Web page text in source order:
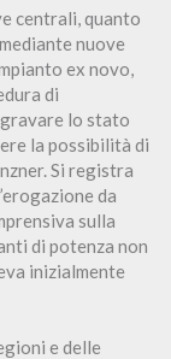
centrali, quanto
nuove
ex novo,
di
lo stato
la possibilità di
Si registra
da
sulla
di potenza non
inizialmente
e delle